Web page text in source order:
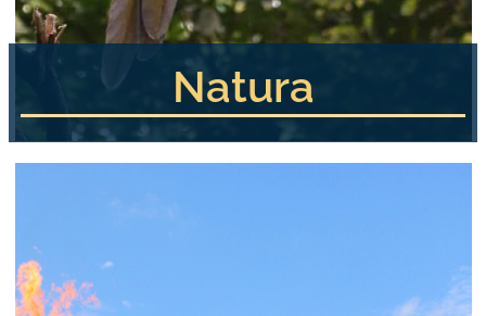
Natura